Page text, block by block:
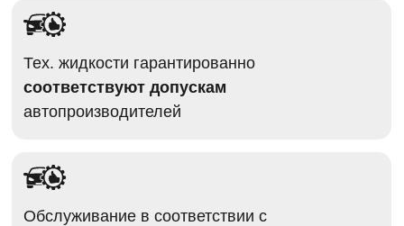
Тех. жидкости гарантированно
соответствуют допускам
автопроизводителей
Обслуживание в соответствии с